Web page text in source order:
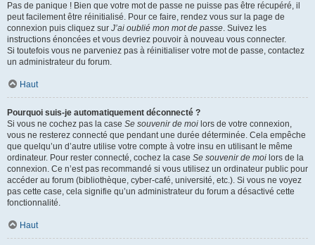
Pas de panique ! Bien que votre mot de passe ne puisse pas être récupéré, il
peut facilement être réinitialisé. Pour ce faire, rendez vous sur la page de
connexion puis cliquez sur J’ai oublié mon mot de passe. Suivez les
instructions énoncées et vous devriez pouvoir à nouveau vous connecter.
Si toutefois vous ne parveniez pas à réinitialiser votre mot de passe, contactez
un administrateur du forum.
Haut
Pourquoi suis-je automatiquement déconnecté ?
Si vous ne cochez pas la case Se souvenir de moi lors de votre connexion,
vous ne resterez connecté que pendant une durée déterminée. Cela empêche
que quelqu’un d’autre utilise votre compte à votre insu en utilisant le même
ordinateur. Pour rester connecté, cochez la case Se souvenir de moi lors de la
connexion. Ce n’est pas recommandé si vous utilisez un ordinateur public pour
accéder au forum (bibliothèque, cyber-café, université, etc.). Si vous ne voyez
pas cette case, cela signifie qu’un administrateur du forum a désactivé cette
fonctionnalité.
Haut